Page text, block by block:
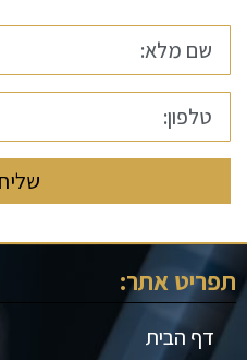
תפריט אתר:
דף הבית